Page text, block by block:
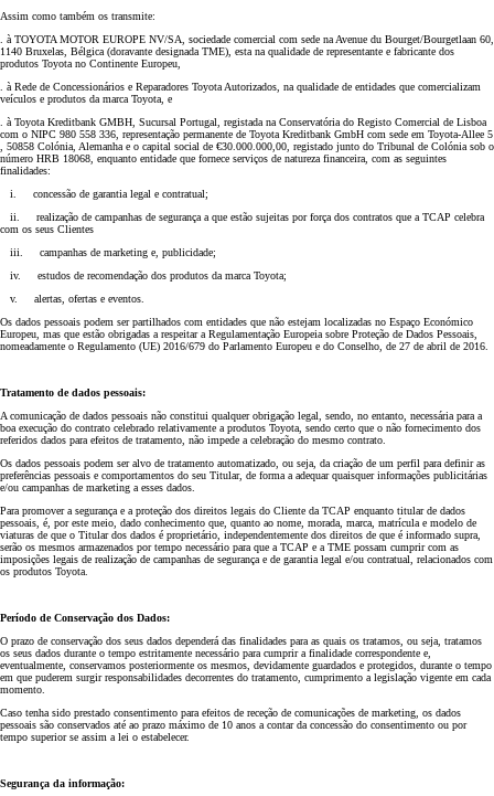
Assim como também os transmite:
. à TOYOTA MOTOR EUROPE NV/SA, sociedade comercial com sede na Avenue du Bourget/Bourgetlaan 60,
1140 Bruxelas, Bélgica (doravante designada TME), esta na qualidade de representante e fabricante dos
produtos Toyota no Continente Europeu,
. à Rede de Concessionários e Reparadores Toyota Autorizados, na qualidade de entidades que comercializam
veículos e produtos da marca Toyota, e
. à Toyota Kreditbank GMBH, Sucursal Portugal, registada na Conservatória do Registo Comercial de Lisboa
com o NIPC 980 558 336, representação permanente de Toyota Kreditbank GmbH com sede em Toyota-Allee 5
, 50858 Colónia, Alemanha e o capital social de €30.000.000,00, registado junto do Tribunal de Colónia sob o
número HRB 18068, enquanto entidade que fornece serviços de natureza financeira, com as seguintes
finalidades:
i. concessão de garantia legal e contratual;
ii. realização de campanhas de segurança a que estão sujeitas por força dos contratos que a TCAP celebra
com os seus Clientes
iii. campanhas de marketing e, publicidade;
iv. estudos de recomendação dos produtos da marca Toyota;
v. alertas, ofertas e eventos.
Os dados pessoais podem ser partilhados com entidades que não estejam localizadas no Espaço Económico
Europeu, mas que estão obrigadas a respeitar a Regulamentação Europeia sobre Proteção de Dados Pessoais,
nomeadamente o Regulamento (UE) 2016/679 do Parlamento Europeu e do Conselho, de 27 de abril de 2016.
Tratamento de dados pessoais:
A comunicação de dados pessoais não constitui qualquer obrigação legal, sendo, no entanto, necessária para a
boa execução do contrato celebrado relativamente a produtos Toyota, sendo certo que o não fornecimento dos
referidos dados para efeitos de tratamento, não impede a celebração do mesmo contrato.
Os dados pessoais podem ser alvo de tratamento automatizado, ou seja, da criação de um perfil para definir as
preferências pessoais e comportamentos do seu Titular, de forma a adequar quaisquer informações publicitárias
e/ou campanhas de marketing a esses dados.
Para promover a segurança e a proteção dos direitos legais do Cliente da TCAP enquanto titular de dados
pessoais, é, por este meio, dado conhecimento que, quanto ao nome, morada, marca, matrícula e modelo de
viaturas de que o Titular dos dados é proprietário, independentemente dos direitos de que é informado supra,
serão os mesmos armazenados por tempo necessário para que a TCAP e a TME possam cumprir com as
imposições legais de realização de campanhas de segurança e de garantia legal e/ou contratual, relacionados com
os produtos Toyota.
Período de Conservação dos Dados:
O prazo de conservação dos seus dados dependerá das finalidades para as quais os tratamos, ou seja, tratamos
os seus dados durante o tempo estritamente necessário para cumprir a finalidade correspondente e,
eventualmente, conservamos posteriormente os mesmos, devidamente guardados e protegidos, durante o tempo
em que puderem surgir responsabilidades decorrentes do tratamento, cumprimento a legislação vigente em cada
momento.
Caso tenha sido prestado consentimento para efeitos de receção de comunicações de marketing, os dados
pessoais são conservados até ao prazo máximo de 10 anos a contar da concessão do consentimento ou por
tempo superior se assim a lei o estabelecer.
Segurança da informação: